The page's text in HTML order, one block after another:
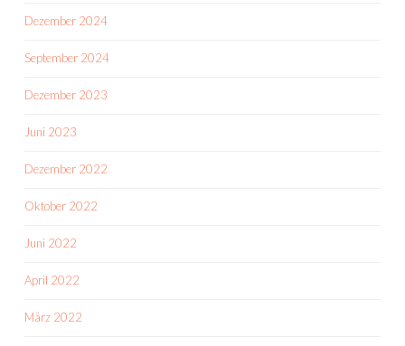
Dezember 2024
September 2024
Dezember 2023
Juni 2023
Dezember 2022
Oktober 2022
Juni 2022
April 2022
März 2022